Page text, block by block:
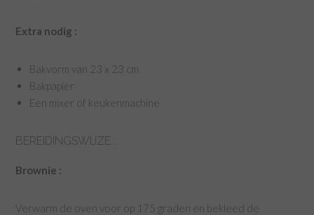
Extra nodig :
Bakvorm van 23 x 23 cm
Bakpapier
Een mixer of keukenmachine
BEREIDINGSWIJZE :
Brownie :
Verwarm de oven voor op 175 graden en bekleed de